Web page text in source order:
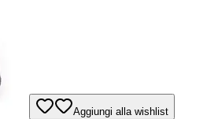
Aggiungi alla wishlist